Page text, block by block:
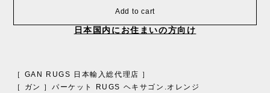
Add to cart
日本国内にお住まいの方向け
［ GAN RUGS 日本輸入総代理店 ］
［ ガン ］パーケット RUGS ヘキサゴン.オレンジ